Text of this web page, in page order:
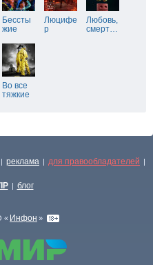
Бессты
жие
Люцифе
р
Любовь,
смерт…
Во все
тяжкие
| реклама | для правообладателей |
| блог
« Инфон »